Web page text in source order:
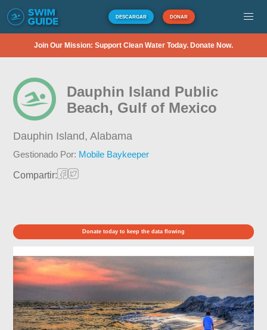
DESCARGAR DONAR
Join Our Mission: Support Clean Water Today. Donate Now.
Dauphin Island Public
Beach, Gulf of Mexico
Dauphin Island,Alabama
Gestionado Por: Mobile Baykeeper
Compartir:
Donate today to keep the data flowing